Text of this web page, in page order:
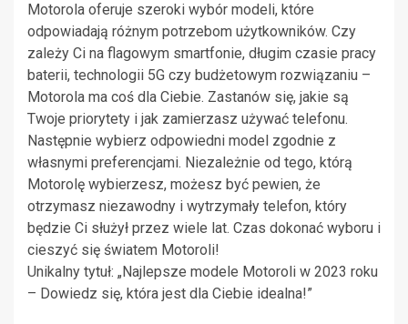
Motorola oferuje szeroki wybór modeli, które
odpowiadają różnym potrzebom użytkowników. Czy
zależy Ci na flagowym smartfonie, długim czasie pracy
baterii, technologii 5G czy budżetowym rozwiązaniu –
Motorola ma coś dla Ciebie. Zastanów się, jakie są
Twoje priorytety i jak zamierzasz używać telefonu.
Następnie wybierz odpowiedni model zgodnie z
własnymi preferencjami. Niezależnie od tego, którą
Motorolę wybierzesz, możesz być pewien, że
otrzymasz niezawodny i wytrzymały telefon, który
będzie Ci służył przez wiele lat. Czas dokonać wyboru i
cieszyć się światem Motoroli!
Unikalny tytuł: „Najlepsze modele Motoroli w 2023 roku
– Dowiedz się, która jest dla Ciebie idealna!”